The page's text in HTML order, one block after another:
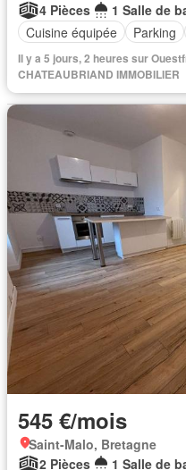
4 Pièces
1 Salle de
Cuisine équipée
Parking
Il y a 5 jours, 2 heures sur
CHATEAUBRIAND IMMOBILIER
545 €/mois
Saint-Malo, Bretagne
2 Pièces
1 Salle de